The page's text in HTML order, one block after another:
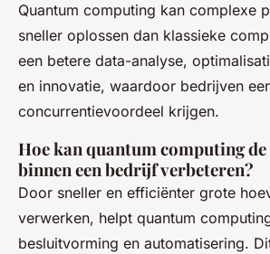
Quantum computing kan complexe
sneller oplossen dan klassieke
een betere data-analyse,
en innovatie, waardoor bedrijven
concurrentievoordeel krijgen.
Hoe kan quantum computing
binnen een bedrijf verbeteren?
Door sneller en efficiënter grote
verwerken, helpt quantum
besluitvorming en automatisering.